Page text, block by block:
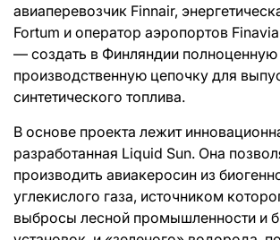
авиаперевозчик Finnair,
Fortum и оператор аэропортов
— создать в Финляндии полноценную
производственную цепочку для
синтетического топлива.
В основе проекта лежит
разработанная Liquid Sun. Она
производить авиакеросин из
углекислого газа, источником
выбросы лесной промышленности и